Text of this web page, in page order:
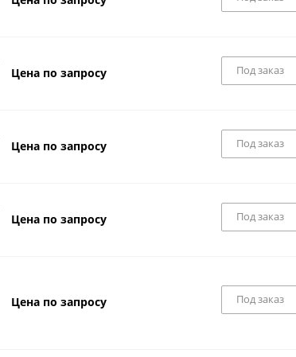
Цена по запросу Под заказ
Цена по запросу Под заказ
Цена по запросу Под заказ
Цена по запросу Под заказ